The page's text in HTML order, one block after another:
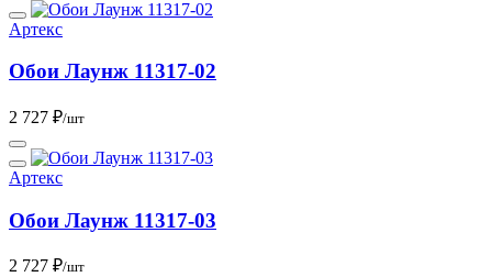
Артекс
Обои Лаунж 11317-02
2 727 ₽/шт
Артекс
Обои Лаунж 11317-03
2 727 ₽/шт